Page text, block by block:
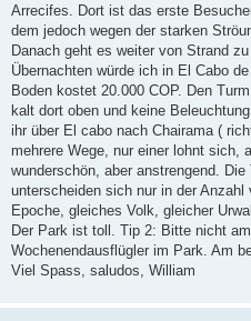
Arrecifes. Dort ist das erste
dem jedoch wegen der starken
Danach geht es weiter von Strand
Übernachten würde ich in El Cabo
Boden kostet 20.000 COP. Den
kalt dort oben und keine
ihr über El cabo nach Chairama (
mehrere Wege, nur einer lohnt sich,
wunderschön, aber anstrengend.
unterscheiden sich nur in der
Epoche, gleiches Volk, gleicher
Der Park ist toll. Tip 2: Bitte nicht
Wochenendausflügler im Park. Am
Viel Spass, saludos, William